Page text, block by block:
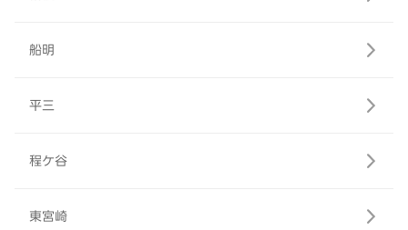
船明
平三
程ケ谷
東宮崎